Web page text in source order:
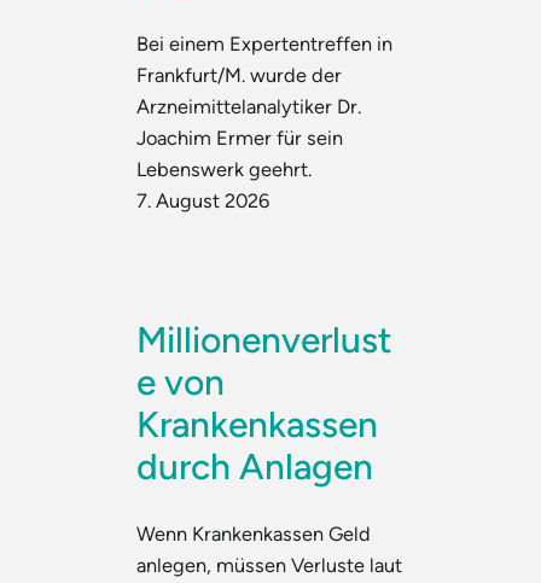
Bei einem Expertentreffen in
Frankfurt/M. wurde der
Arzneimittelanalytiker Dr.
Joachim Ermer für sein
Lebenswerk geehrt.
7. August 2026
Millionenverlust
e von
Krankenkassen
durch Anlagen
Wenn Krankenkassen Geld
anlegen, müssen Verluste laut